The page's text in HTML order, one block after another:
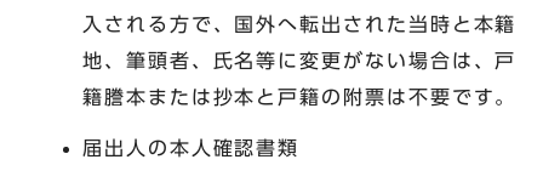
入される方で、国外へ転出された当時と本籍
地、筆頭者、氏名等に変更がない場合は、戸
籍謄本または抄本と戸籍の附票は不要です。
届出人の本人確認書類